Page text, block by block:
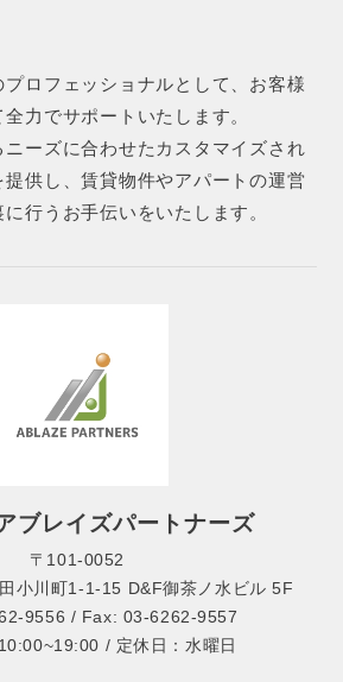
プロフェッショナルとして、お客様
力でサポートいたします。
ーズに合わせたカスタマイズされ
供し、賃貸物件やアパートの運営
行うお手伝いをいたします。
ブレイズパートナーズ
〒101-0052
小川町1-1-15 D&F御茶ノ水ビル 5F
9556 / Fax: 03-6262-9557
/ 定休日：水曜日